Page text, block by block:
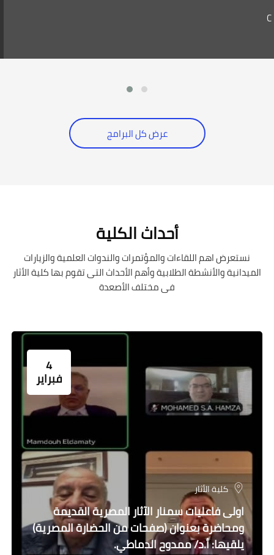
C
عرض كل البرامج
أحداث الكلية
نستعرض اهم اللقاءات والمؤتمرات والندوات العلمية والزيارات
الميدانية والأنشطة الطلابية وأهم الأحداث التى تقوم بها كلية الأثار
فى مختلف الأصعدة
4
فبراير
كلية الأثار
اولى فاعليات سمنار الآثار المصرية القديمة
ومحاضرة بعنوان (صفحات من الحضارة المصرية)
يلقيها: أ.د/ ممدوح الدماطي.